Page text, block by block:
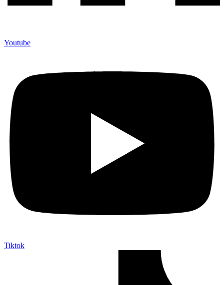
Youtube
Tiktok